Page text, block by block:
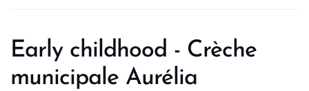
Early childhood - Crèche
municipale Aurélia